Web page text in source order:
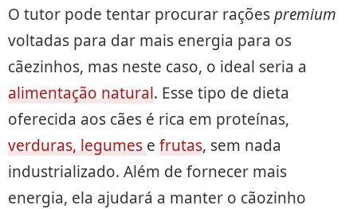
O tutor pode tentar procurar raçõespremium
voltadas para dar mais energia para os
cãezinhos, mas neste caso, o ideal seria a
alimentação natural. Esse tipo de dieta
oferecida aos cães é rica em proteínas,
verduras, legumes e frutas, sem nada
industrializado. Além de fornecer mais
energia, ela ajudará a manter o cãozinho